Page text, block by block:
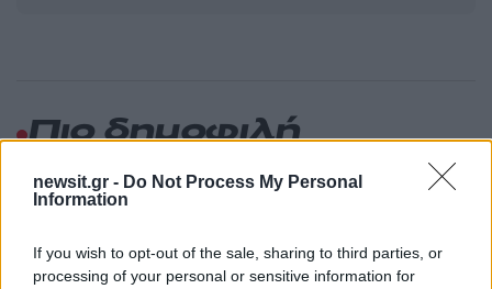
newsit.gr - Do Not Process My Personal
Information
If you wish to opt-out of the sale, sharing to third parties, or
processing of your personal or sensitive information for
Πιο δημοφιλή
1 Κωνσταντίνος Αργυρός και Αλεξάνδρα
Νίκα κάνουν διακοπές με πολυτελές γιοτ
2Η Άννα Βίσση ξετρελάθηκε με μπάντα που
έπαιζε Τσιτσάνη στο Φισκάρδο και τους